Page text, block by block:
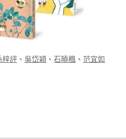
梓評 、 吳岱穎 、 石曉楓 、 范宜如